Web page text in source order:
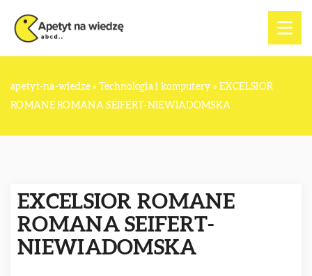
apetyt-na-wiedze» Technologia i komputery » EXCELSIOR
ROMANE ROMANA SEIFERT-NIEWIADOMSKA
EXCELSIOR ROMANE
ROMANA SEIFERT-
NIEWIADOMSKA